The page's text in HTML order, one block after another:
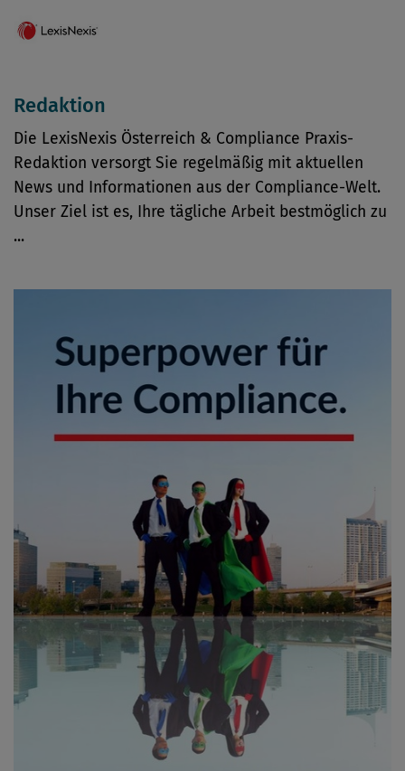
Redaktion
Die LexisNexis Österreich & Compliance Praxis-
Redaktion versorgt Sie regelmäßig mit aktuellen
News und Informationen aus der Compliance-Welt.
Unser Ziel ist es, Ihre tägliche Arbeit bestmöglich zu
...